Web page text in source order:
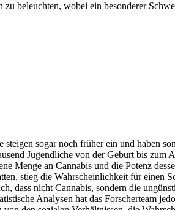
beleuchten, wobei ein besonderer
sogar noch früher ein und haben
Jugendliche von der Geburt bis zum
Menge an Cannabis und die Potenz
stieg die Wahrscheinlichkeit für einen
dass nicht Cannabis, sondern die
Analysen hat das Forscherteam